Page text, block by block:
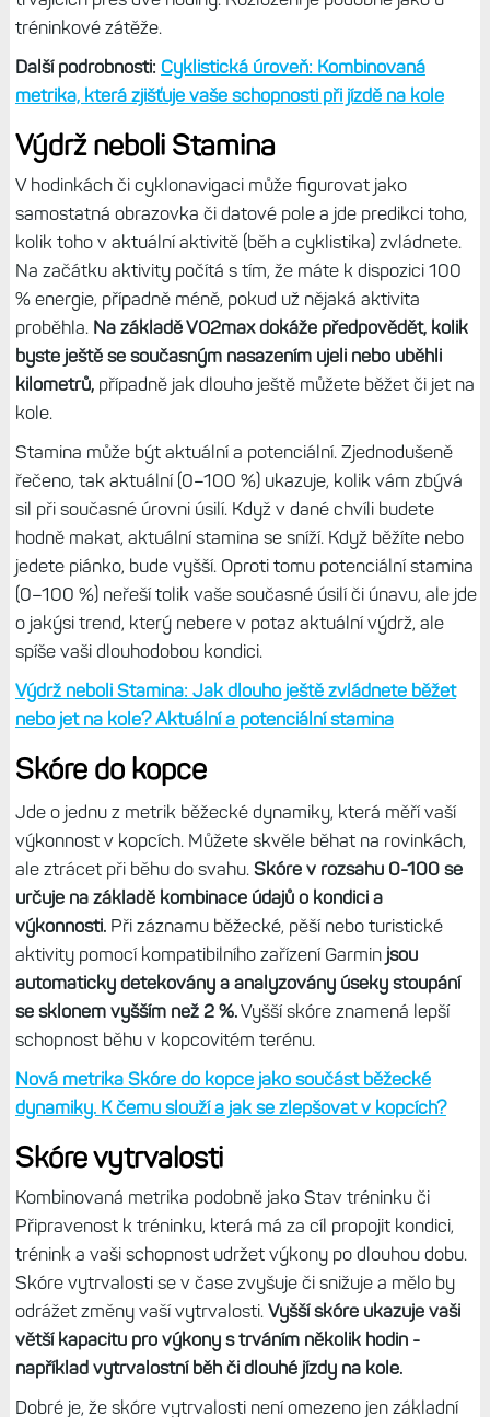
během vašich jízd. Tato metrika zjišťuje vaši schopnost
kategoriích: aerobní vytrvalost, aerobní kapacita a
anaerobní kapacita. Pro získání cyklistické úrovně je třeba
mít kolo nebo pedály s měřením výkonu.
Anaerobní kapacita sleduje výkonnost v krátkých
silových intervalech trvajících 5s, 1 minutu a 5 minut,
vysoce aerobní v intervalech 20minutových a hodinových
a aerobní vytrvalost pak sleduje intenzitu v aktivitách
trvajících přes dvě hodiny. Rozložení je podobné jako u
tréninkové zátěže.
Další podrobnosti:Cyklistická úroveň: Kombinovaná
metrika, která zjišťuje vaše schopnosti při jízdě na kole
Výdrž neboli Stamina
V hodinkách či cyklonavigaci může figurovat jako
samostatná obrazovka či datové pole a jde predikci toho,
kolik toho v aktuální aktivitě (běh a cyklistika) zvládnete.
Na začátku aktivity počítá s tím, že máte k dispozici 100
% energie, případně méně, pokud už nějaká aktivita
proběhla.
Na základě VO2max dokáže předpovědět, kolik
byste ještě se současným nasazením ujeli nebo uběhli
kilometrů,
kole.
Stamina může být aktuální a potenciální. Zjednodušeně
řečeno, tak aktuální (0–100 %) ukazuje, kolik vám zbývá
sil při současné úrovni úsilí. Když v dané chvíli budete
hodně makat, aktuální stamina se sníží. Když běžíte nebo
jedete piánko, bude vyšší. Oproti tomu potenciální stamina
(0–100 %) neřeší tolik vaše současné úsilí či únavu, ale jde
o jakýsi trend, který nebere v potaz aktuální výdrž, ale
spíše vaši dlouhodobou kondici.
Výdrž neboli Stamina: Jak dlouho ještě zvládnete běžet
nebo jet na kole? Aktuální a potenciální stamina
Skóre do kopce
Jde o jednu z metrik běžecké dynamiky, která měří vaší
výkonnost v kopcích. Můžete skvěle běhat na rovinkách,
ale ztrácet při běhu do svahu.
určuje na základě kombinace údajů o kondici a
výkonnosti. Při záznamu běžecké, pěší nebo turistické
aktivity pomocí kompatibilního zařízení Garminjsou
automaticky detekovány a analyzovány úseky stoupání
se sklonem vyšším než 2 %. Vyšší skóre znamená lepší
schopnost běhu v kopcovitém terénu.
Nová metrika Skóre do kopce jako součást běžecké